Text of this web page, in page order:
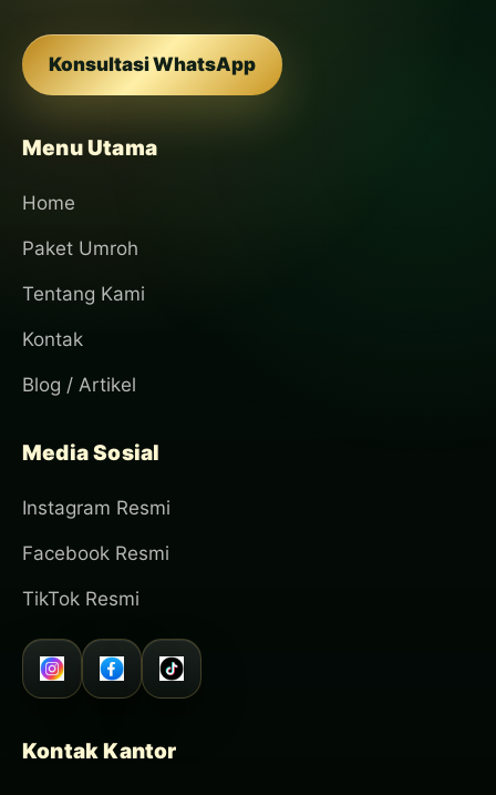
Konsultasi WhatsApp
Menu Utama
Home
Paket Umroh
Tentang Kami
Kontak
Blog / Artikel
Media Sosial
Instagram Resmi
Facebook Resmi
TikTok Resmi
Kontak Kantor